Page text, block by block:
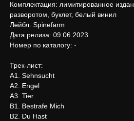
Комплектация: лимитированное
разворотом, буклет, белый винил
Лейбл: Spinefarm
Дата релиза: 09.06.2023
Номер по каталогу: -
Трек-лист:
A1. Sehnsucht
A2. Engel
A3. Tier
B1. Bestrafe Mich
B2. Du Hast